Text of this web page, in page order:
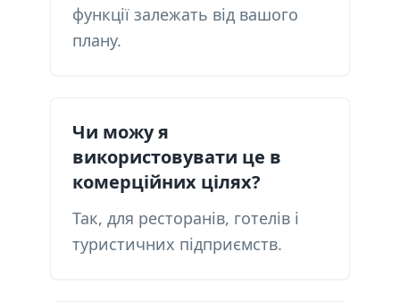
функції залежать від вашого
плану.
Чи можу я
використовувати це в
комерційних цілях?
Так, для ресторанів, готелів і
туристичних підприємств.